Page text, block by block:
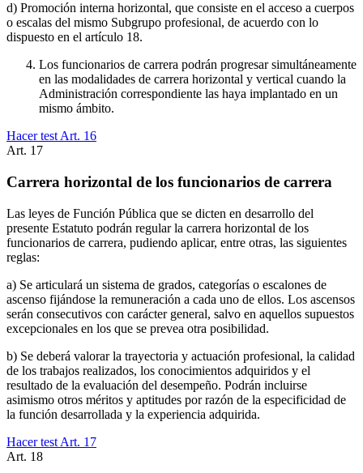
d) Promoción interna horizontal, que consiste en el acceso a cuerpos
o escalas del mismo Subgrupo profesional, de acuerdo con lo
dispuesto en el artículo 18.
Los funcionarios de carrera podrán progresar simultáneamente
en las modalidades de carrera horizontal y vertical cuando la
Administración correspondiente las haya implantado en un
mismo ámbito.
Hacer test Art. 16
Art. 17
Carrera horizontal de los funcionarios de carrera
Las leyes de Función Pública que se dicten en desarrollo del
presente Estatuto podrán regular la carrera horizontal de los
funcionarios de carrera, pudiendo aplicar, entre otras, las siguientes
reglas:
a) Se articulará un sistema de grados, categorías o escalones de
ascenso fijándose la remuneración a cada uno de ellos. Los ascensos
serán consecutivos con carácter general, salvo en aquellos supuestos
excepcionales en los que se prevea otra posibilidad.
b) Se deberá valorar la trayectoria y actuación profesional, la calidad
de los trabajos realizados, los conocimientos adquiridos y el
resultado de la evaluación del desempeño. Podrán incluirse
asimismo otros méritos y aptitudes por razón de la especificidad de
la función desarrollada y la experiencia adquirida.
Hacer test Art. 17
Art. 18